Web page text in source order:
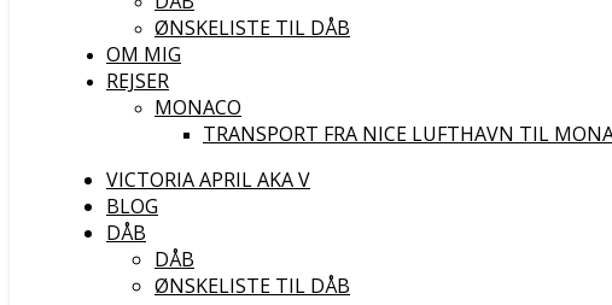
ØNSKELISTE TIL DÅB
OM MIG
REJSER
MONACO
TRANSPORT FRA NICE LUFTHAVN TIL
VICTORIA APRIL AKA V
BLOG
DÅB
DÅB
ØNSKELISTE TIL DÅB